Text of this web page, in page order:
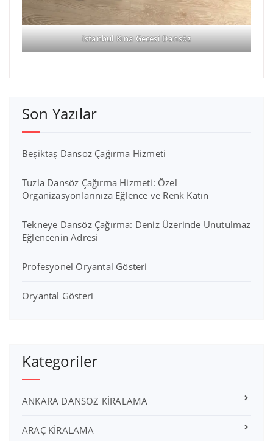
istanbul Kına Gecesi Dansöz
Son Yazılar
Beşiktaş Dansöz Çağırma Hizmeti
Tuzla Dansöz Çağırma Hizmeti: Özel
Organizasyonlarınıza Eğlence ve Renk Katın
Tekneye Dansöz Çağırma: Deniz Üzerinde Unutulmaz
Eğlencenin Adresi
Profesyonel Oryantal Gösteri
Oryantal Gösteri
Kategoriler
ANKARA DANSÖZ KİRALAMA
ARAÇ KİRALAMA